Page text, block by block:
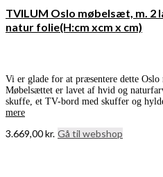
TVILUM Oslo møbelsæt, m. 2
natur folie(H:cm xcm x cm)
Vi er glade for at præsentere dette
Møbelsættet er lavet af hvid og
skuffe, et TV-bord med skuffer og
mere
3.669,00kr. Gå til webshop